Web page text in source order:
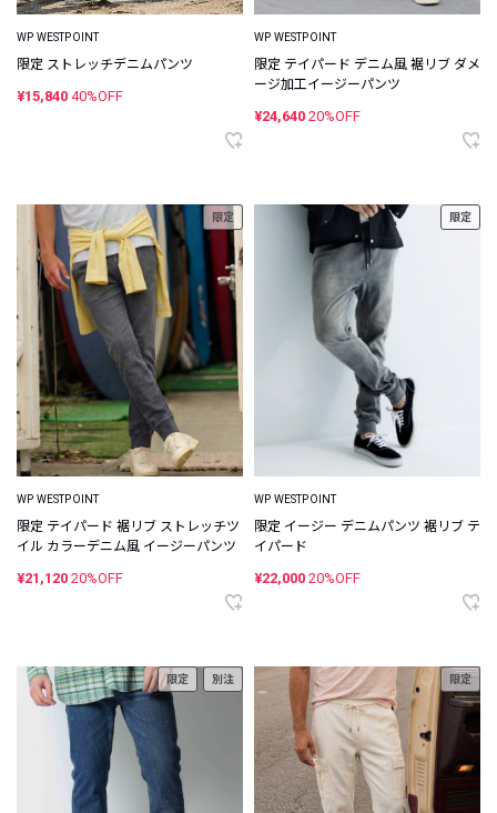
WP WESTPOINT
限定 ストレッチデニムパンツ
¥15,840 40%OFF
WP WESTPOINT
限定 テイパード デニム風 裾リブ ダメ
ージ加工イージーパンツ
¥24,640 20%OFF
限定
WP WESTPOINT
限定 テイパード 裾リブ ストレッチツ
イル カラーデニム風 イージーパンツ
¥21,120 20%OFF
限定
WP WESTPOINT
限定 イージー デニムパンツ 裾リブ テ
イパード
¥22,000 20%OFF
限定 別注 限定